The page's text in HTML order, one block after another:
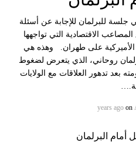
للبرلمان للإجابة عن أسئلة
الاقتصادية التي تواجهها
الأميركية على طهران. وهذه هي
روحاني، الذي يتعرض لضغوط
بعد تدهور العلاقات مع الولايات
on